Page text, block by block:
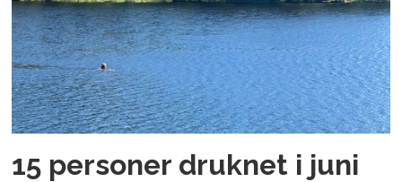
15 personer druknet i juni